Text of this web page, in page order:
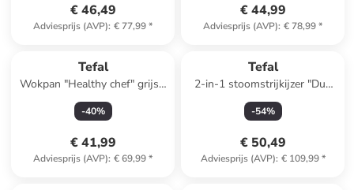
€ 46,49
Adviesprijs (AVP): € 77,99*
€ 44,99
Adviesprijs (AVP): € 78,99*
Tefal
Wokpan "Healthy chef" grijs -
Ø 28 cm
-40%
€ 41,99
Adviesprijs (AVP): € 69,99*
Tefal
2-in-1 stoomstrijkijzer "Duo
Power" wit/zwart/groen
-54%
€ 50,49
Adviesprijs (AVP): € 109,99*